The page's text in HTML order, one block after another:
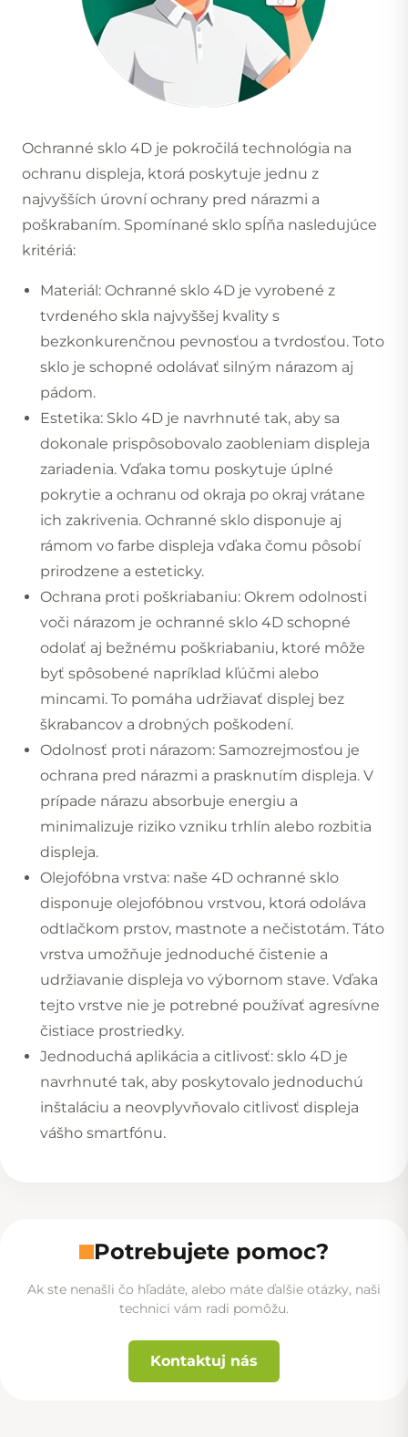
Ochranné sklo 4D je pokročilá technológia na
ochranu displeja, ktorá poskytuje jednu z
najvyšších úrovní ochrany pred nárazmi a
poškrabaním. Spomínané sklo spĺňa nasledujúce
kritériá:
Materiál: Ochranné sklo 4D je vyrobené z
tvrdeného skla najvyššej kvality s
bezkonkurenčnou pevnosťou a tvrdosťou. Toto
sklo je schopné odolávať silným nárazom aj
pádom.
Estetika: Sklo 4D je navrhnuté tak, aby sa
dokonale prispôsobovalo zaobleniam displeja
zariadenia. Vďaka tomu poskytuje úplné
pokrytie a ochranu od okraja po okraj vrátane
ich zakrivenia. Ochranné sklo disponuje aj
rámom vo farbe displeja vďaka čomu pôsobí
prirodzene a esteticky.
Ochrana proti poškriabaniu: Okrem odolnosti
voči nárazom je ochranné sklo 4D schopné
odolať aj bežnému poškriabaniu, ktoré môže
byť spôsobené napríklad kľúčmi alebo
mincami. To pomáha udržiavať displej bez
škrabancov a drobných poškodení.
Odolnosť proti nárazom: Samozrejmosťou je
ochrana pred nárazmi a prasknutím displeja. V
prípade nárazu absorbuje energiu a
minimalizuje riziko vzniku trhlín alebo rozbitia
displeja.
Olejofóbna vrstva: naše 4D ochranné sklo
disponuje olejofóbnou vrstvou, ktorá odoláva
odtlačkom prstov, mastnote a nečistotám. Táto
vrstva umožňuje jednoduché čistenie a
udržiavanie displeja vo výbornom stave. Vďaka
tejto vrstve nie je potrebné používať agresívne
čistiace prostriedky.
Jednoduchá aplikácia a citlivosť: sklo 4D je
navrhnuté tak, aby poskytovalo jednoduchú
inštaláciu a neovplyvňovalo citlivosť displeja
vášho smartfónu.
Potrebujete pomoc?
Ak ste nenašli čo hľadáte, alebo máte ďalšie otázky, naši
technici vám radi pomôžu.
Kontaktuj nás